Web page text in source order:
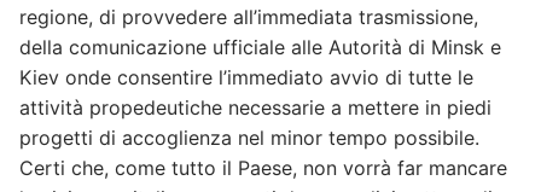
regione, di provvedere all’immediata trasmissione,
della comunicazione ufficiale alle Autorità di Minsk e
Kiev onde consentire l’immediato avvio di tutte le
attività propedeutiche necessarie a mettere in piedi
progetti di accoglienza nel minor tempo possibile.
Certi che, come tutto il Paese, non vorrà far mancare